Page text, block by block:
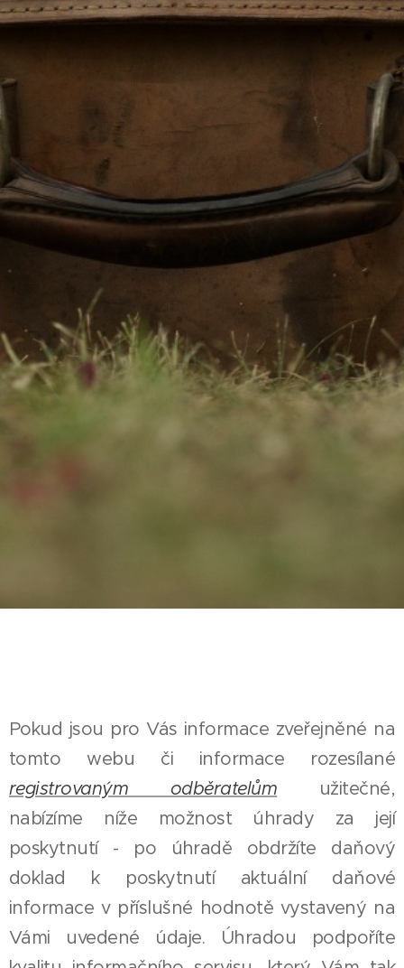
Pokud jsou pro Vás informace zveřejněné na
tomto webu či informace rozesílané
registrovaným odběratelům užitečné,
nabízíme níže možnost úhrady za její
poskytnutí - po úhradě obdržíte daňový
doklad k poskytnutí aktuální daňové
informace v příslušné hodnotě vystavený na
Vámi uvedené údaje. Úhradou podpoříte